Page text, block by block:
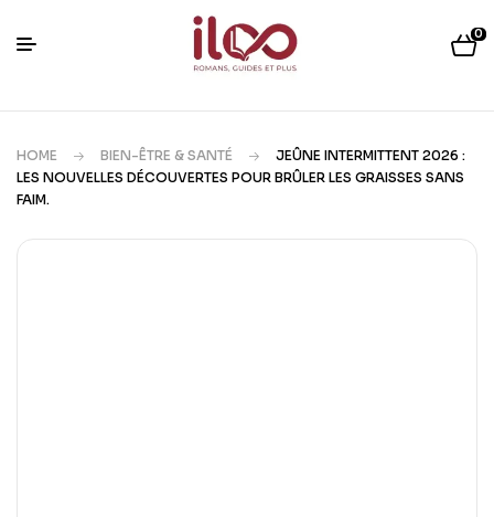
0
HOME BIEN-ÊTRE & SANTÉ
JEÛNE INTERMITTENT 2026 :
LES NOUVELLES DÉCOUVERTES POUR BRÛLER LES GRAISSES SANS
FAIM.